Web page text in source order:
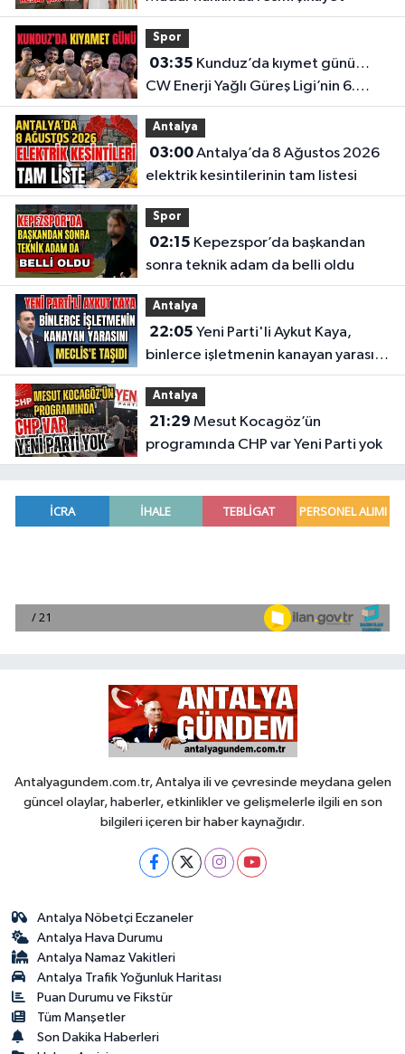
Spor
03:35
CW Enerji Yağlı Güreş Ligi’nin 6.
Etabı öncesi nefesler tutuldu
Antalya
03:00Antalya’da 8 Ağustos 2026
elektrik kesintilerinin tam listesi
Spor
02:15
sonra teknik adam da belli oldu
Antalya
22:05
binlerce işletmenin kanayan yarasını
Meclis'e taşıdı
Antalya
21:29
programında CHP var Yeni Parti yok
Antalyagundem.com.tr, Antalya ili ve çevresinde meydana gelen
güncel olaylar, haberler, etkinlikler ve gelişmelerle ilgili en son
bilgileri içeren bir haber kaynağıdır.
Antalya Nöbetçi Eczaneler
Antalya Hava Durumu
Antalya Namaz Vakitleri
Antalya Trafik Yoğunluk Haritası
Puan Durumu ve Fikstür
Tüm Manşetler
Son Dakika Haberleri